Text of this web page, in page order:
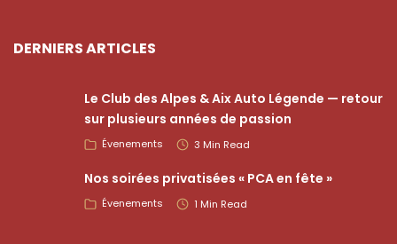
DERNIERS ARTICLES
Le Club des Alpes & Aix Auto Légende — retour
sur plusieurs années de passion
Évenements 3 Min Read
Nos soirées privatisées « PCA en fête »
Évenements 1 Min Read